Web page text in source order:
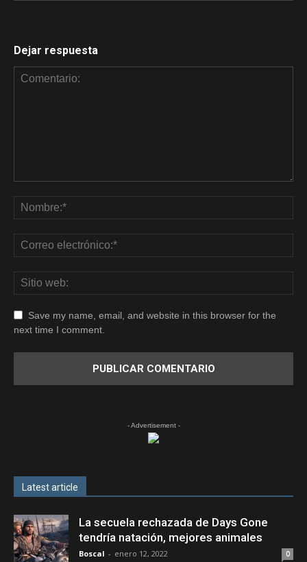
Dejar respuesta
Save my name, email, and website in this browser for the
next time I comment.
- Advertisement -
Latest article
La secuela rechazada de Days Gone
tendría natación, mejores animales
Boscal - enero 12, 2022 0